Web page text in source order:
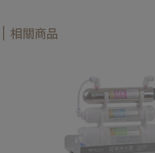
相關商品